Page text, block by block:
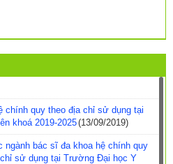
chính quy theo địa chỉ sử dụng tại
khoá 2019-2025(13/09/2019)
ngành bác sĩ đa khoa hệ chính quy
sử dụng tại Trường Đại học Y